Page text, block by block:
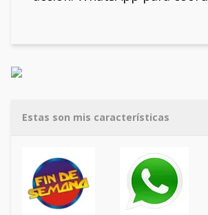
Estas son mis características